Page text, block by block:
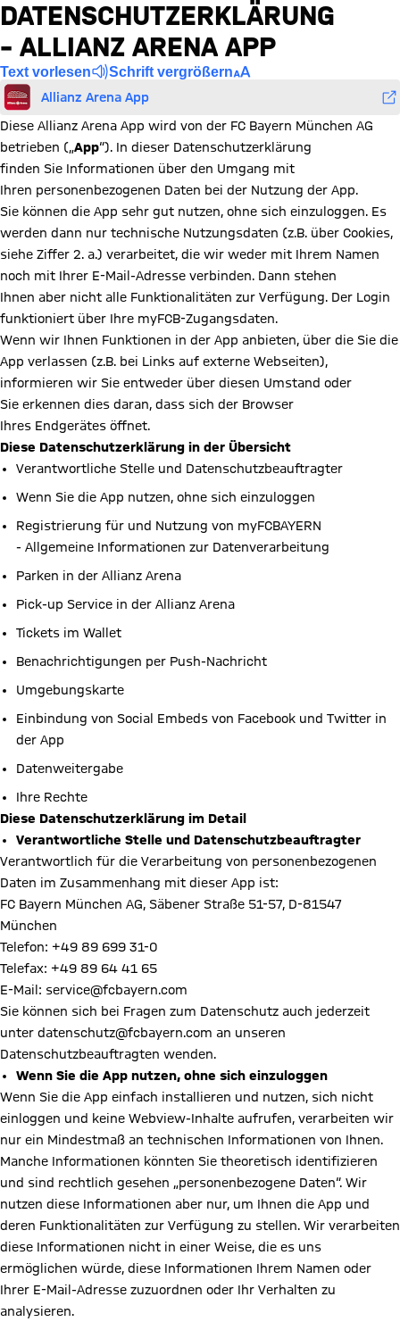
DATENSCHUTZERKLÄRUNG
– ALLIANZ ARENA APP
Text vorlesen Schrift vergrößern
Allianz Arena App
Diese Allianz Arena App wird von der FC Bayern München AG
betrieben („App“). In dieser Datenschutzerklärung
finden Sie Informationen über den Umgang mit
Ihren personenbezogenen Daten bei der Nutzung der App.
Sie können die App sehr gut nutzen, ohne sich einzuloggen. Es
werden dann nur technische Nutzungsdaten (z.B. über Cookies,
siehe Ziffer 2. a.) verarbeitet, die wir weder mit Ihrem Namen
noch mit Ihrer E-Mail-Adresse verbinden. Dann stehen
Ihnen aber nicht alle Funktionalitäten zur Verfügung. Der Login
funktioniert über Ihre myFCB-Zugangsdaten.
Wenn wir Ihnen Funktionen in der App anbieten, über die Sie die
App verlassen (z.B. bei Links auf externe Webseiten),
informieren wir Sie entweder über diesen Umstand oder
Sie erkennen dies daran, dass sich der Browser
Ihres Endgerätes öffnet.
Diese Datenschutzerklärung in der Übersicht
Verantwortliche Stelle und Datenschutzbeauftragter
Wenn Sie die App nutzen, ohne sich einzuloggen
Registrierung für und Nutzung von myFCBAYERN
- Allgemeine Informationen zur Datenverarbeitung
Parken in der Allianz Arena
Pick-up Service in der Allianz Arena
Tickets im Wallet
Benachrichtigungen per Push-Nachricht
Umgebungskarte
Einbindung von Social Embeds von Facebook und Twitter in
der App
Datenweitergabe
Ihre Rechte
Diese Datenschutzerklärung im Detail
Verantwortliche Stelle und Datenschutzbeauftragter
Verantwortlich für die Verarbeitung von personenbezogenen
Daten im Zusammenhang mit dieser App ist:
FC Bayern München AG, Säbener Straße 51-57, D-81547
München
Telefon: +49 89 699 31-0
Telefax: +49 89 64 41 65
E-Mail: service@fcbayern.com
Sie können sich bei Fragen zum Datenschutz auch jederzeit
unter datenschutz@fcbayern.com an unseren
Datenschutzbeauftragten wenden.
Wenn Sie die App nutzen, ohne sich einzuloggen
Wenn Sie die App einfach installieren und nutzen, sich nicht
einloggen und keine Webview-Inhalte aufrufen, verarbeiten wir
nur ein Mindestmaß an technischen Informationen von Ihnen.
Manche Informationen könnten Sie theoretisch identifizieren
und sind rechtlich gesehen „personenbezogene Daten“. Wir
nutzen diese Informationen aber nur, um Ihnen die App und
deren Funktionalitäten zur Verfügung zu stellen. Wir verarbeiten
diese Informationen nicht in einer Weise, die es uns
ermöglichen würde, diese Informationen Ihrem Namen oder
Ihrer E-Mail-Adresse zuzuordnen oder Ihr Verhalten zu
analysieren.